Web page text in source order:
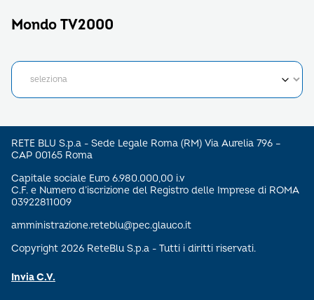
Mondo TV2000
RETE BLU S.p.a - Sede Legale Roma (RM) Via Aurelia 796 –
CAP 00165 Roma
Capitale sociale Euro 6.980.000,00 i.v
C.F. e Numero d’iscrizione del Registro delle Imprese di ROMA
03922811009
amministrazione.reteblu@pec.glauco.it
Copyright 2026 ReteBlu S.p.a - Tutti i diritti riservati.
Invia C.V.